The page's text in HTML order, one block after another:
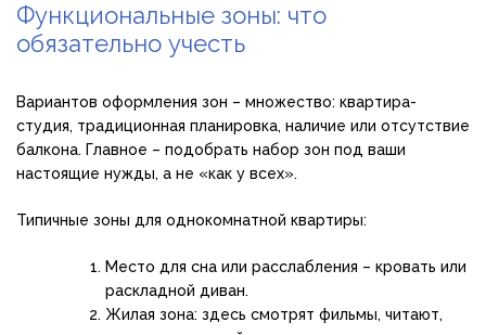
Функциональные зоны: что
обязательно учесть
Вариантов оформления зон – множество: квартира-
студия, традиционная планировка, наличие или отсутствие
балкона. Главное – подобрать набор зон под ваши
настоящие нужды, а не «как у всех».
Типичные зоны для однокомнатной квартиры:
Место для сна или расслабления – кровать или
раскладной диван.
Жилая зона: здесь смотрят фильмы, читают,